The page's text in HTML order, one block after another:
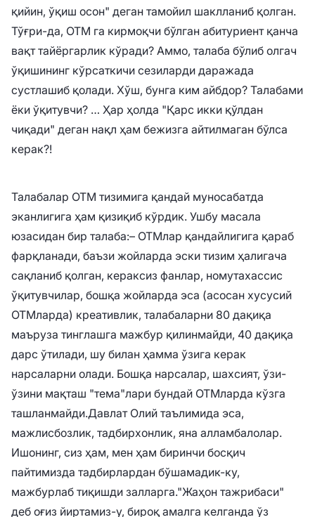
қийин, ўқиш осон" деган тамойил шаклланиб қолган.
Тўғри-да, ОТМ га кирмоқчи бўлган абитуриент қанча
вақт тайёргарлик кўради? Аммо, талаба бўлиб олгач
ўқишининг кўрсаткичи сезиларди даражада
сустлашиб қолади. Хўш, бунга ким айбдор? Талабами
ёки ўқитувчи? … Ҳар ҳолда "Қарс икки қўлдан
чиқади" деган нақл ҳам бежизга айтилмаган бўлса
керак?!
Талабалар ОТМ тизимига қандай муносабатда
эканлигига ҳам қизиқиб кўрдик. Ушбу масала
юзасидан бир талаба:– ОТМлар қандайлигига қараб
фарқланади, баъзи жойларда эски тизим ҳалигача
сақланиб қолган, кераксиз фанлар, номутахассис
ўқитувчилар, бошқа жойларда эса (асосан хусусий
ОТМларда) креативлик, талабаларни 80 дақиқа
маъруза тинглашга мажбур қилинмайди, 40 дақиқа
дарс ўтилади, шу билан ҳамма ўзига керак
нарсаларни олади. Бошқа нарсалар, шахсият, ўзи-
ўзини мақташ "тема"лари бундай ОТМларда кўзга
ташланмайди.Давлат Олий таълимида эса,
мажлисбозлик, тадбирхонлик, яна алламбалолар.
Ишонинг, сиз ҳам, мен ҳам биринчи босқич
пайтимизда тадбирлардан бўшамадик-ку,
мажбурлаб тиқишди залларга."Жаҳон тажрибаси"
деб оғиз йиртамиз-у, бироқ амалга келганда ўз